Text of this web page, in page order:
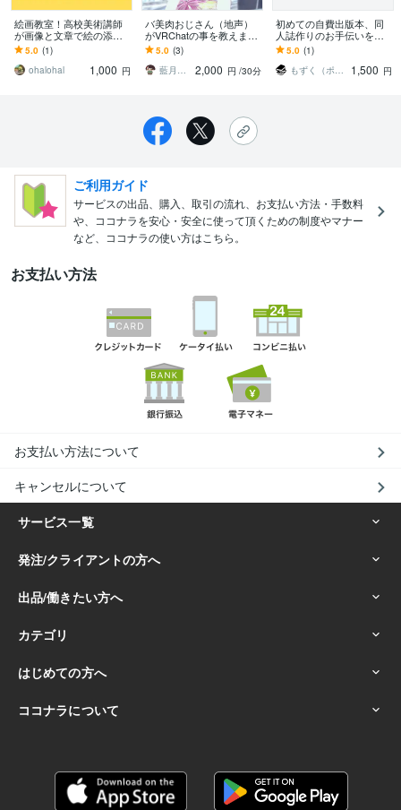
絵画教室！高校美術講師
が画像と文章で絵の添削
します 描き込みと文章で
わかりやすい！美術講師
が絵の添削します！
5.0 (1)
ohalohal
1,000 円
バ美肉おじさん（地声）
がVRChatの事を教えます
歴5年半8500時間のベテラ
ンが「わからない」を優
しく解決！
5.0 (3)
藍月あんこ
2,000 円 /30分
初めての自費出版本、同
人誌作りのお手伝いをし
ます 見積もり＆入稿準備
を一緒にサポートしま
す！
5.0 (1)
もずく（ポン酢）
1,500 円
ご利用ガイド
サービスの出品、購入、取引の流れ、お支払い方法・手数料
や、ココナラを安心・安全に使って頂くための制度やマナー
など、ココナラの使い方はこちら。
お支払い方法
お支払い方法について
キャンセルについて